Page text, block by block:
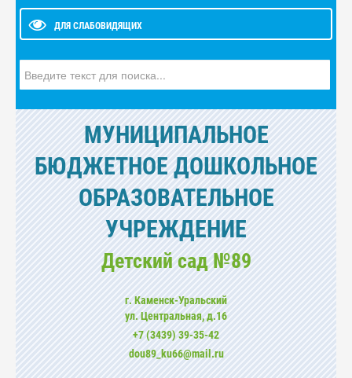
ДЛЯ СЛАБОВИДЯЩИХ
МУНИЦИПАЛЬНОЕ
БЮДЖЕТНОЕ ДОШКОЛЬНОЕ
ОБРАЗОВАТЕЛЬНОЕ
УЧРЕЖДЕНИЕ
Детский сад №89
г. Каменск-Уральский
ул. Центральная, д.16
+7 (3439) 39-35-42
dou89_ku66@mail.ru